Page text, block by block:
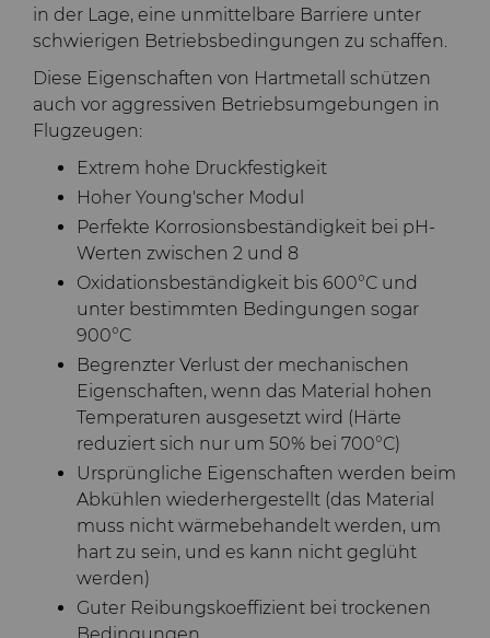
in der Lage, eine unmittelbare Barriere unter
schwierigen Betriebsbedingungen zu schaffen.
Diese Eigenschaften von Hartmetall schützen
auch vor aggressiven Betriebsumgebungen in
Flugzeugen:
Extrem hohe Druckfestigkeit
Hoher Young'scher Modul
Perfekte Korrosionsbeständigkeit bei pH-
Werten zwischen 2 und 8
Oxidationsbeständigkeit bis 600°C und
unter bestimmten Bedingungen sogar
900°C
Begrenzter Verlust der mechanischen
Eigenschaften, wenn das Material hohen
Temperaturen ausgesetzt wird (Härte
reduziert sich nur um 50% bei 700°C)
Ursprüngliche Eigenschaften werden beim
Abkühlen wiederhergestellt (das Material
muss nicht wärmebehandelt werden, um
hart zu sein, und es kann nicht geglüht
werden)
Guter Reibungskoeffizient bei trockenen